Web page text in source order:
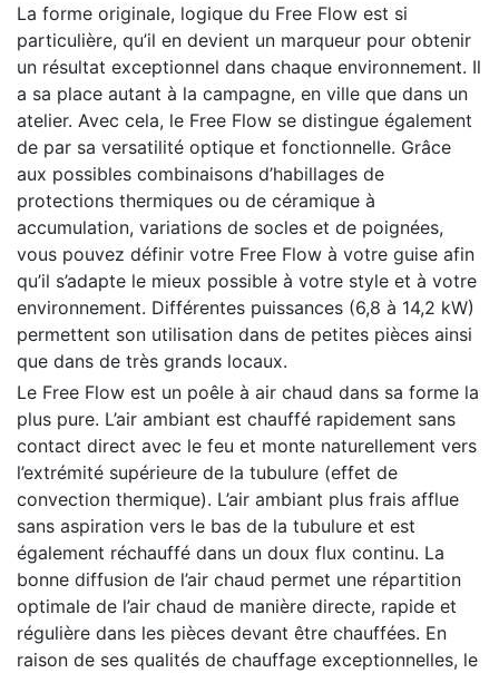
La forme originale, logique du Free Flow est si
particulière, qu’il en devient un marqueur pour obtenir
un résultat exceptionnel dans chaque environnement. Il
a sa place autant à la campagne, en ville que dans un
atelier. Avec cela, le Free Flow se distingue également
de par sa versatilité optique et fonctionnelle. Grâce
aux possibles combinaisons d’habillages de
protections thermiques ou de céramique à
accumulation, variations de socles et de poignées,
vous pouvez définir votre Free Flow à votre guise afin
qu’il s’adapte le mieux possible à votre style et à votre
environnement. Différentes puissances (6,8 à 14,2 kW)
permettent son utilisation dans de petites pièces ainsi
que dans de très grands locaux.
Le Free Flow est un poêle à air chaud dans sa forme la
plus pure. L’air ambiant est chauffé rapidement sans
contact direct avec le feu et monte naturellement vers
l’extrémité supérieure de la tubulure (effet de
convection thermique). L’air ambiant plus frais afflue
sans aspiration vers le bas de la tubulure et est
également réchauffé dans un doux flux continu. La
bonne diffusion de l’air chaud permet une répartition
optimale de l’air chaud de manière directe, rapide et
régulière dans les pièces devant être chauffées. En
raison de ses qualités de chauffage exceptionnelles, le